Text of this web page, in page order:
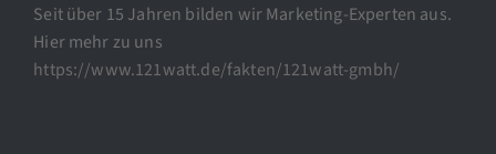
Seit über 15 Jahren bilden wir Marketing-Experten aus.
Hier mehr zu uns
https://www.121watt.de/fakten/121watt-gmbh/